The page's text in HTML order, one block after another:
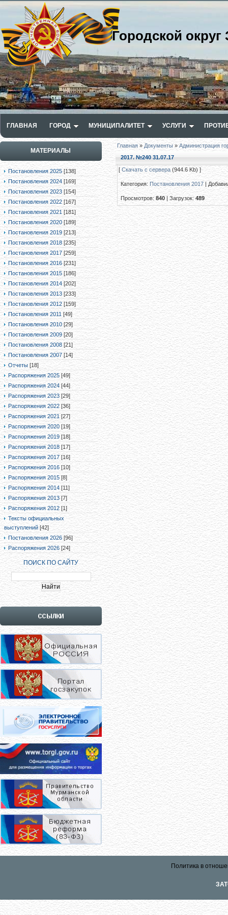
Городской
ГЛАВНАЯ ГОРОД МУНИЦИПАЛИТЕТ УСЛУГИ
МАТЕРИАЛЫ
Постановления 2025 [138]
Постановления 2024 [169]
Постановления 2023 [154]
Постановления 2022 [167]
Постановления 2021 [181]
Постановления 2020 [189]
Постановления 2019 [213]
Постановления 2018 [235]
Постановления 2017 [259]
Постановления 2016 [231]
Постановления 2015 [186]
Постановления 2014 [202]
Постановления 2013 [233]
Постановления 2012 [159]
Постановления 2011 [49]
Постановления 2010 [29]
Постановления 2009 [20]
Постановления 2008 [21]
Постановления 2007 [14]
Отчеты [18]
Распоряжения 2025 [49]
Распоряжения 2024 [44]
Распоряжения 2023 [29]
Распоряжения 2022 [36]
Распоряжения 2021 [27]
Распоряжения 2020 [19]
Распоряжения 2019 [18]
Распоряжения 2018 [17]
Распоряжения 2017 [16]
Распоряжения 2016 [10]
Распоряжения 2015 [8]
Распоряжения 2014 [11]
Распоряжения 2013 [7]
Распоряжения 2012 [1]
Тексты официальных
выступлений [42]
Постановления 2026 [96]
Распоряжения 2026 [24]
ПОИСК ПО САЙТУ
Главная» Документы »Администрация
2017. №240 31.07.17
[Скачать с сервера (944.6 Kb) ]
Категория: Постановления 2017|
Просмотров:840 |Загрузок:489
Политика в